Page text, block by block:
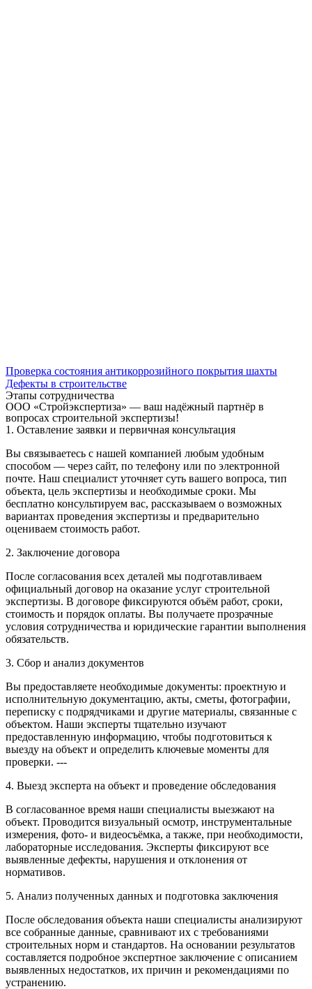
Проверка состояния антикоррозийного покрытия шахты
Дефекты в строительстве
Этапы сотрудничества
ООО «Стройэкспертиза» — ваш надёжный партнёр в
вопросах строительной экспертизы!
1. Оставление заявки и первичная консультация
Вы связываетесь с нашей компанией любым удобным
способом — через сайт, по телефону или по электронной
почте. Наш специалист уточняет суть вашего вопроса, тип
объекта, цель экспертизы и необходимые сроки. Мы
бесплатно консультируем вас, рассказываем о возможных
вариантах проведения экспертизы и предварительно
оцениваем стоимость работ.
2. Заключение договора
После согласования всех деталей мы подготавливаем
официальный договор на оказание услуг строительной
экспертизы. В договоре фиксируются объём работ, сроки,
стоимость и порядок оплаты. Вы получаете прозрачные
условия сотрудничества и юридические гарантии выполнения
обязательств.
3. Сбор и анализ документов
Вы предоставляете необходимые документы: проектную и
исполнительную документацию, акты, сметы, фотографии,
переписку с подрядчиками и другие материалы, связанные с
объектом. Наши эксперты тщательно изучают
предоставленную информацию, чтобы подготовиться к
выезду на объект и определить ключевые моменты для
проверки. ---
4. Выезд эксперта на объект и проведение обследования
В согласованное время наши специалисты выезжают на
объект. Проводится визуальный осмотр, инструментальные
измерения, фото- и видеосъёмка, а также, при необходимости,
лабораторные исследования. Эксперты фиксируют все
выявленные дефекты, нарушения и отклонения от
нормативов.
5. Анализ полученных данных и подготовка заключения
После обследования объекта наши специалисты анализируют
все собранные данные, сравнивают их с требованиями
строительных норм и стандартов. На основании результатов
составляется подробное экспертное заключение с описанием
выявленных недостатков, их причин и рекомендациями по
устранению.